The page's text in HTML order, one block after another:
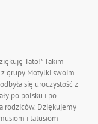
Tato!” Takim
grupy Motylki swoim
się uroczystość z
po polsku i po
rodziców. Dziękujemy
i tatusiom